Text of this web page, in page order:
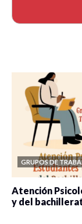
GRUPOS DE
Atención
y del